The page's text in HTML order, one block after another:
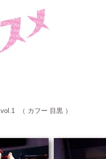
vol.1 （ カフー 目黒 ）